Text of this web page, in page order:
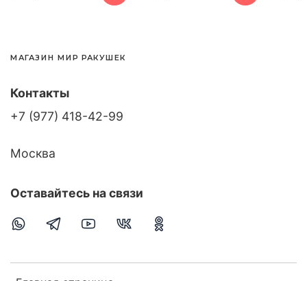
МАГАЗИН МИР РАКУШЕК
Контакты
+7 (977) 418-42-99
Москва
Оставайтесь на связи